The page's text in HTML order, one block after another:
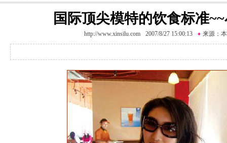
国际顶尖模特的饮食标准
http://www.xinsilu.com 2007/8/27 15:00:13 来源：